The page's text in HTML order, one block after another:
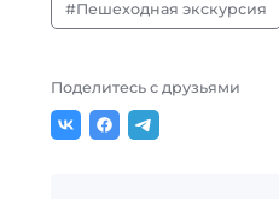
Пешеходная экскурсия
Поделитесь с друзьями